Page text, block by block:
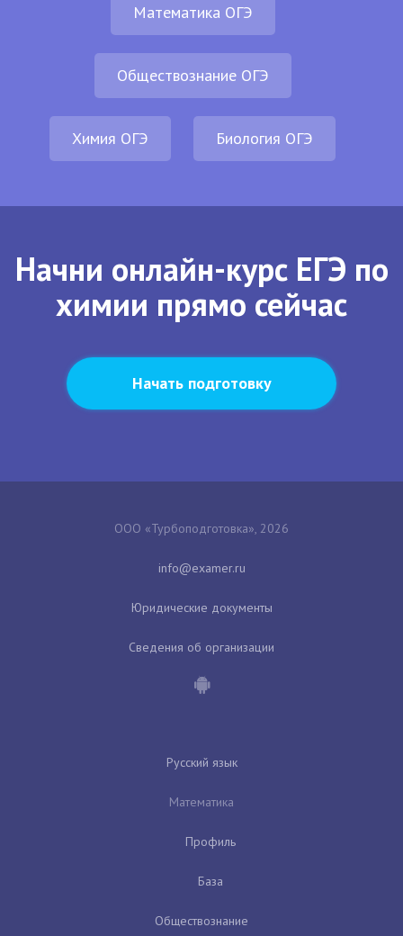
Математика ОГЭ
Обществознание ОГЭ
Химия ОГЭ Биология ОГЭ
Начни онлайн-курс ЕГЭ по
химии прямо сейчас
Начать подготовку
ООО «Турбоподготовка», 2026
Юридические документы
Сведения об организации
Русский язык
Математика
Профиль
База
Обществознание